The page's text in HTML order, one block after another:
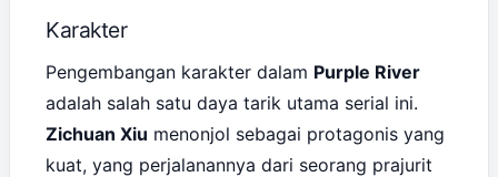
Karakter
Pengembangan karakter dalam Purple River
adalah salah satu daya tarik utama serial ini.
Zichuan Xiu menonjol sebagai protagonis yang
kuat, yang perjalanannya dari seorang prajurit